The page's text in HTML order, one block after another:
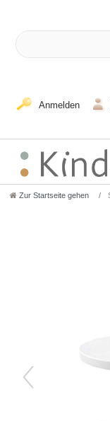
Anmelden
Zur Startseite gehen